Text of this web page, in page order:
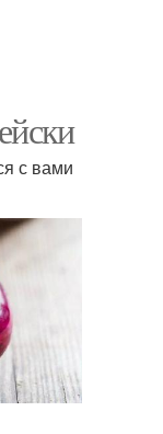
с вами